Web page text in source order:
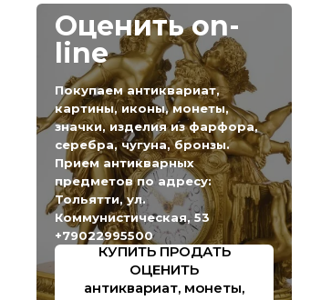
Оценить on-
line
Покупаем антиквариат,
картины, иконы, монеты,
значки, изделия из фарфора,
серебра, чугуна, бронзы.
Прием антикварных
предметов по адресу:
Тольятти, ул.
Коммунистическая, 53
+79022995500
КУПИТЬ ПРОДАТЬ
ОЦЕНИТЬ
антиквариат, монеты,